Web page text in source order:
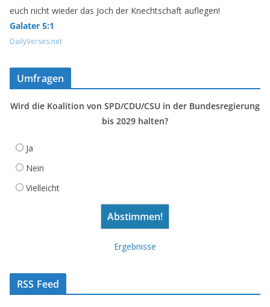
euch nicht wieder das Joch der Knechtschaft auflegen!
Galater 5:1
DailyVerses.net
Umfragen
Wird die Koalition von SPD/CDU/CSU in der Bundesregierung
bis 2029 halten?
Ja
Nein
Vielleicht
Ergebnisse
RSS Feed